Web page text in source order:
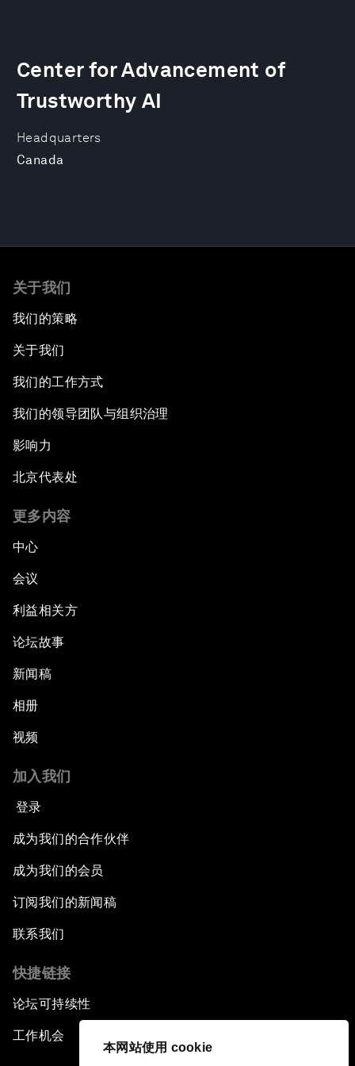
本网站使用 cookie
Headquarters
Canada
Center for Advancement of
Trustworthy AI
关于我们
我们的策略
关于我们
我们的工作方式
我们的领导团队与组织治理
影响力
北京代表处
更多内容
中心
会议
利益相关方
论坛故事
新闻稿
相册
视频
加入我们
登录
成为我们的合作伙伴
成为我们的会员
订阅我们的新闻稿
联系我们
快捷链接
论坛可持续性
工作机会